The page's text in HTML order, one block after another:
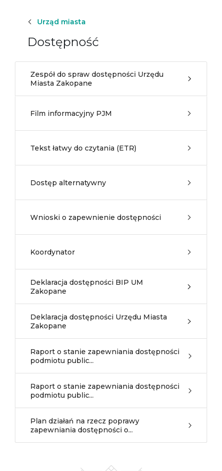
Urząd miasta
Dostępność
Zespół do spraw dostępności Urzędu
Miasta Zakopane
Film informacyjny PJM
Tekst łatwy do czytania (ETR)
Dostęp alternatywny
Wnioski o zapewnienie dostępności
Koordynator
Deklaracja dostępności BIP UM
Zakopane
Deklaracja dostępności Urzędu Miasta
Zakopane
Raport o stanie zapewniania dostępności
podmiotu public...
Raport o stanie zapewniania dostępności
podmiotu public...
Plan działań na rzecz poprawy
zapewniania dostępności o...